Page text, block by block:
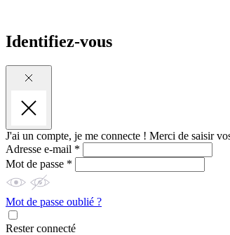
Identifiez-vous
J'ai un compte, je me connecte ! Merci de saisir
Adresse e-mail *
Mot de passe *
Mot de passe oublié ?
Rester connecté